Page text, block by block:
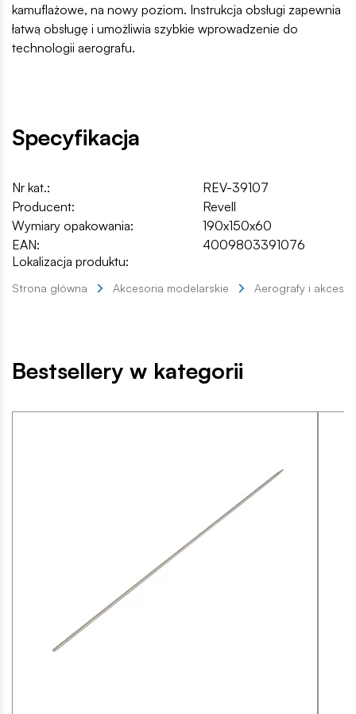
kamuflażowe, na nowy poziom. Instrukcja obsługi zapewnia
łatwą obsługę i umożliwia szybkie wprowadzenie do
technologii aerografu.
Specyfikacja
Nr kat.:
REV-39107
Producent:
Revell
Wymiary opakowania:
190x150x60
EAN:
4009803391076
Lokalizacja produktu:
Strona główna Akcesoria modelarskie Aerografy i
Bestsellery w kategorii